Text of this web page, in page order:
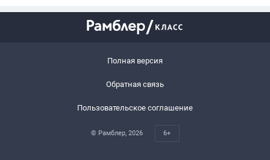
Полная версия
Обратная связь
Пользовательское соглашение
© Рамблер, 2026 6+